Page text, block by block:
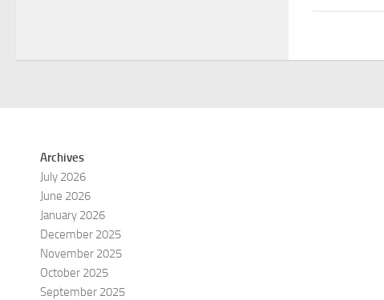
Archives
July 2026
June 2026
January 2026
December 2025
November 2025
October 2025
September 2025